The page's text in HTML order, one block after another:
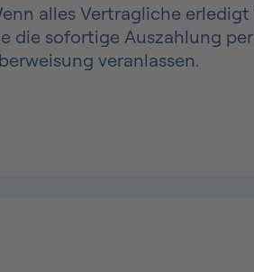
alles Vertragliche erledigt
die sofortige Auszahlung
veranlassen.